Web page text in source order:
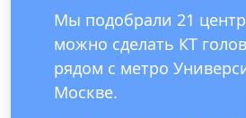
Мы подобрали 21
можно сделать КТ
рядом с метро
Москве.